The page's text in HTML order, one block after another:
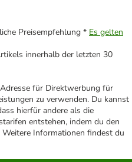
Preisempfehlung * Es gelten
innerhalb der letzten 30
für Direktwerbung für
zu verwenden. Du kannst
hierfür andere als die
entstehen, indem du den
Informationen findest du